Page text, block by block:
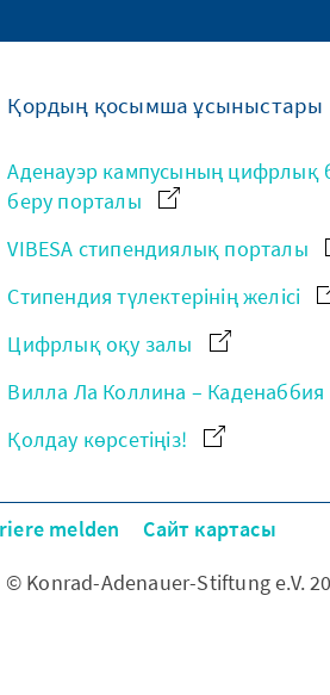
Қордың қосымша ұсыныстары
Аденауэр кампусының цифрлық
беру порталы
VIBESA стипендиялық порталы
Стипендия түлектерінің желісі
Цифрлық оқу залы
Вилла Ла Коллина – Каденаббия
Қолдау көрсетіңіз!
melden
Сайт картасы
© Konrad-Adenauer-Stiftung e.V.